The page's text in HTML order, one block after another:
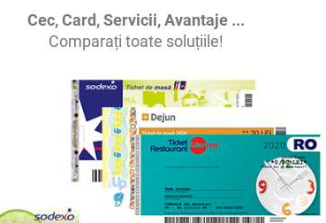
Cec, Card, Servicii, Avantaje ...
Comparați toate soluțiile!